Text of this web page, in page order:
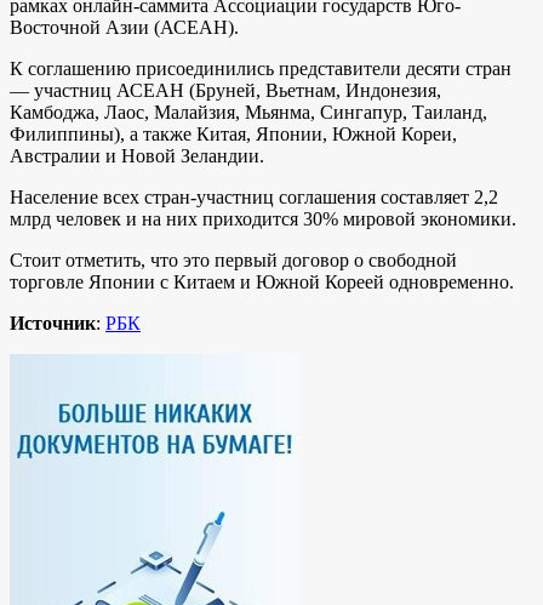
рамках онлайн-саммита Ассоциации государств Юго-
Восточной Азии (АСЕАН).
К соглашению присоединились представители десяти стран
— участниц АСЕАН (Бруней, Вьетнам, Индонезия,
Камбоджа, Лаос, Малайзия, Мьянма, Сингапур, Таиланд,
Филиппины), а также Китая, Японии, Южной Кореи,
Австралии и Новой Зеландии.
Население всех стран-участниц соглашения составляет 2,2
млрд человек и на них приходится 30% мировой экономики.
Стоит отметить, что это первый договор о свободной
торговле Японии с Китаем и Южной Кореей одновременно.
Источник: РБК